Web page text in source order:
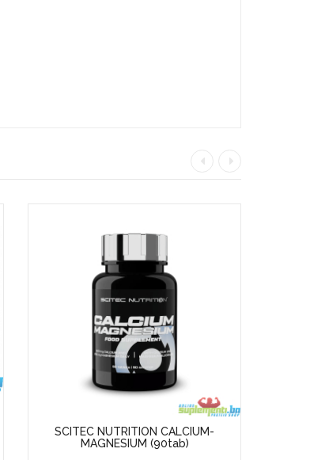
SCITEC NUTRITION CALCIUM-
MAGNESIUM (90tab)